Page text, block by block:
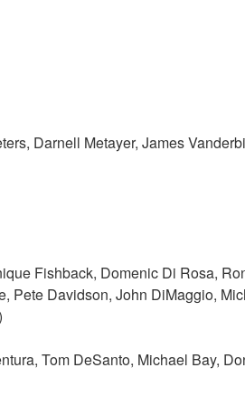
Darnell Metayer, James
Fishback, Domenic Di Rosa,
Pete Davidson, John DiMaggio,
Tom DeSanto, Michael Bay,